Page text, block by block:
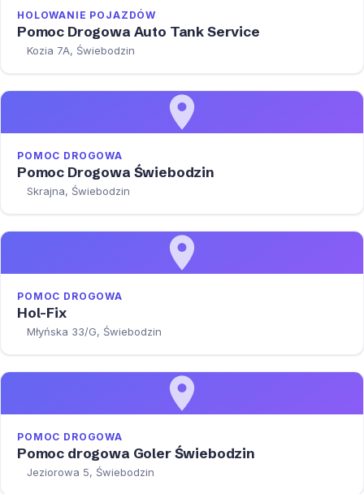
HOLOWANIE POJAZDÓW
Pomoc Drogowa Auto Tank Service
Kozia 7A, Świebodzin
POMOC DROGOWA
Pomoc Drogowa Świebodzin
Skrajna, Świebodzin
POMOC DROGOWA
Hol-Fix
Młyńska 33/G, Świebodzin
POMOC DROGOWA
Pomoc drogowa Goler Świebodzin
Jeziorowa 5, Świebodzin